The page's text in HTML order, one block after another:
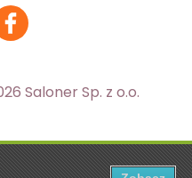
Aby dowiedzieć się
Saloner Sp. z o.o.